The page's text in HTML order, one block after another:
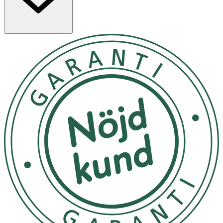
OK för gravida och ammande:
Centella Asiatica Extract, Butylene Glycol, Glycerin, Water,
Propanediol, Caprylic/Capric Triglyceride, Niacinamide,
Lactobacillus/Centella Asiatica Extract Ferment Filtrate,
1,2Hexanediol, Dipropylene Glycol, Polyglyceryl3
Distearate, Acrylates/C1030 Alkyl Acrylate Crosspolymer,
C1422 Alcohols, Arginine, Hydrogenated Lecithin,
Betaine, Allantoin, Panthenol, Hydroxystearic Acid,
Ethylhexylglycerin, Hydroxyethy Acrylate/Sodium
Acryloyldimethyl Taurate Copolymer, Glyceryl Stearate
Citrate, Sodium Polyacrylate, Adenosine, C1220 Alkyl
Glucoside, Cetearyl Alcohol, Xanthan Gum, Macadamia
Ternifolia Seed Oil, Sodium Phytate, Sodium Hyaluronate,
Stearic Acid, Ceramide NP, Glyceryl Acrylate/Acrylic Acid
Copolymer, Sorbitan lsostearate, Polyglycery10
Myristate, Madecassic Acid, Asiaticoside,